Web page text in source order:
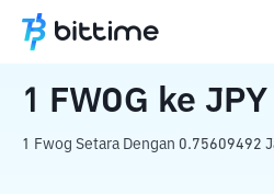
Beranda Konverter Kripto
1 FWOG ke JPY
1 Fwog Setara Dengan 0.75609492